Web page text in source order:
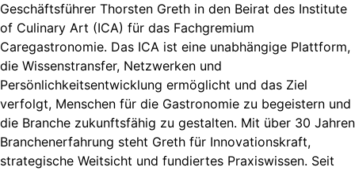
Geschäftsführer Thorsten Greth in den Beirat des Institute
of Culinary Art (ICA) für das Fachgremium
Caregastronomie. Das ICA ist eine unabhängige Plattform,
die Wissenstransfer, Netzwerken und
Persönlichkeitsentwicklung ermöglicht und das Ziel
verfolgt, Menschen für die Gastronomie zu begeistern und
die Branche zukunftsfähig zu gestalten. Mit über 30 Jahren
Branchenerfahrung steht Greth für Innovationskraft,
strategische Weitsicht und fundiertes Praxiswissen. Seit